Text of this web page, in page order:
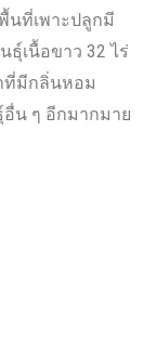
นที่เพาะปลูกมี
เนื้อขาว 32 ไร่
ที่มีกลิ่นหอม
น ๆ อีกมากมาย